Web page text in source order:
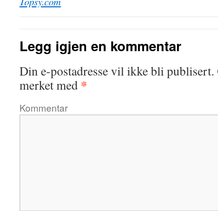
Legg igjen en kommentar
Din e-postadresse vil ikke bli publisert.
merket med *
Kommentar